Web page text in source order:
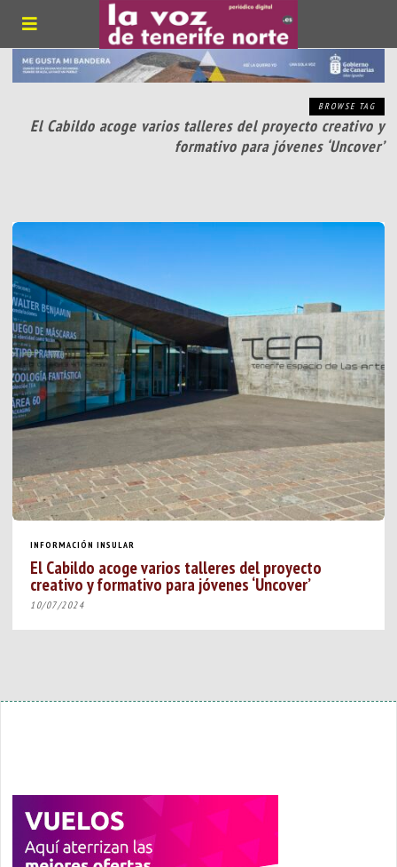
BROWSE TAG
El Cabildo acoge varios talleres del proyecto creativo y
formativo para jóvenes ‘Uncover’
INFORMACIÓN INSULAR
El Cabildo acoge varios talleres del proyecto
creativo y formativo para jóvenes ‘Uncover’
10/07/2024